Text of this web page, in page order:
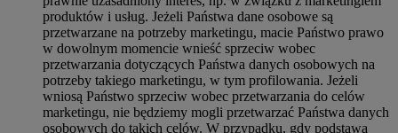
produktów i usług. Jeżeli Państwa dane osobowe są
przetwarzane na potrzeby marketingu, macie Państwo prawo
w dowolnym momencie wnieść sprzeciw wobec
przetwarzania dotyczących Państwa danych osobowych na
potrzeby takiego marketingu, w tym profilowania. Jeżeli
wniosą Państwo sprzeciw wobec przetwarzania do celów
marketingu, nie będziemy mogli przetwarzać Państwa danych
osobowych do takich celów. W przypadku, gdy podstawą